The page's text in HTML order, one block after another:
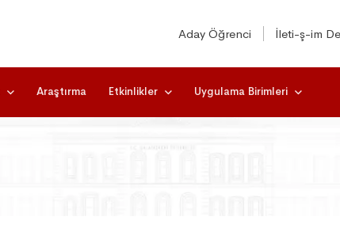
Aday Öğrenci İleti-ş-im
Araştırma Etkinlikler Uygulama Birimleri